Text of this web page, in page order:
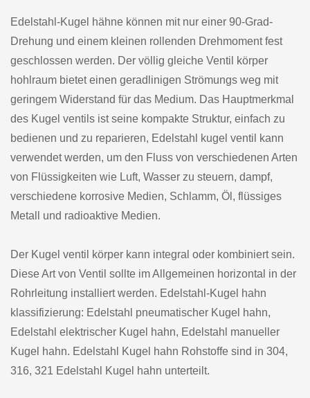
Edelstahl-Kugel hähne können mit nur einer 90-Grad-
Drehung und einem kleinen rollenden Drehmoment fest
geschlossen werden. Der völlig gleiche Ventil körper
hohlraum bietet einen geradlinigen Strömungs weg mit
geringem Widerstand für das Medium. Das Hauptmerkmal
des Kugel ventils ist seine kompakte Struktur, einfach zu
bedienen und zu reparieren, Edelstahl kugel ventil kann
verwendet werden, um den Fluss von verschiedenen Arten
von Flüssigkeiten wie Luft, Wasser zu steuern, dampf,
verschiedene korrosive Medien, Schlamm, Öl, flüssiges
Metall und radioaktive Medien.
Der Kugel ventil körper kann integral oder kombiniert sein.
Diese Art von Ventil sollte im Allgemeinen horizontal in der
Rohrleitung installiert werden. Edelstahl-Kugel hahn
klassifizierung: Edelstahl pneumatischer Kugel hahn,
Edelstahl elektrischer Kugel hahn, Edelstahl manueller
Kugel hahn. Edelstahl Kugel hahn Rohstoffe sind in 304,
316, 321 Edelstahl Kugel hahn unterteilt.